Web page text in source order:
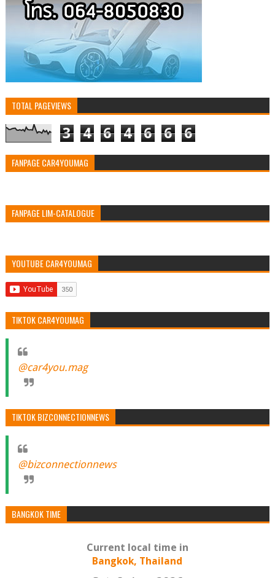
TOTAL PAGEVIEWS
3 4 6 4 6 6 6
FANPAGE CAR4YOUMAG
FANPAGE LIM-CATALOGUE
YOUTUBE CAR4YOUMAG
TIKTOK CAR4YOUMAG
@car4you.mag
TIKTOK BIZCONNECTIONNEWS
@bizconnectionnews
BANGKOK TIME
Current local time in
Bangkok, Thailand